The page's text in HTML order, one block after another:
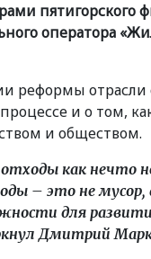
пятигорского
оператора «
реформы
и о том,
и обществом.
как нечто
– это не
для
Дмитрий